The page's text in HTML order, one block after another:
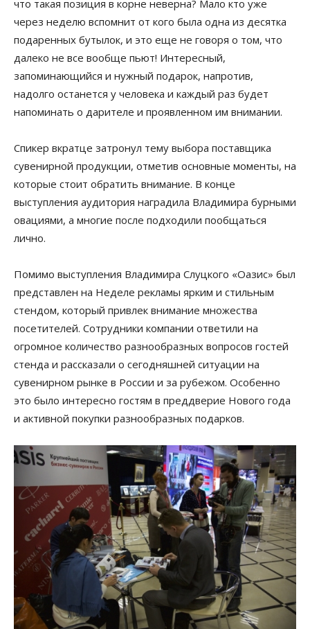
что такая позиция в корне неверна? Мало кто уже
через неделю вспомнит от кого была одна из десятка
подаренных бутылок, и это еще не говоря о том, что
далеко не все вообще пьют! Интересный,
запоминающийся и нужный подарок, напротив,
надолго останется у человека и каждый раз будет
напоминать о дарителе и проявленном им внимании.
Спикер вкратце затронул тему выбора поставщика
сувенирной продукции, отметив основные моменты, на
которые стоит обратить внимание. В конце
выступления аудитория наградила Владимира бурными
овациями, а многие после подходили пообщаться
лично.
Помимо выступления Владимира Слуцкого «Оазис» был
представлен на Неделе рекламы ярким и стильным
стендом, который привлек внимание множества
посетителей. Сотрудники компании ответили на
огромное количество разнообразных вопросов гостей
стенда и рассказали о сегодняшней ситуации на
сувенирном рынке в России и за рубежом. Особенно
это было интересно гостям в преддверие Нового года
и активной покупки разнообразных подарков.